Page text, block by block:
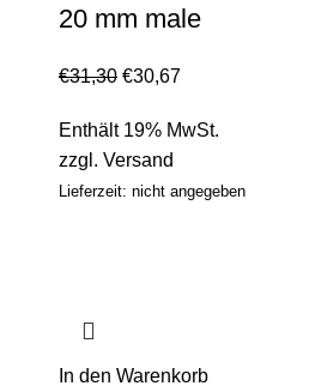
20 mm male
€31,30 €30,67
Enthält 19% MwSt.
zzgl. Versand
Lieferzeit: nicht angegeben
In den Warenkorb